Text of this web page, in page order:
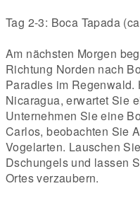
Tag 2-3: Boca Tapada
Am nächsten Morgen
Richtung Norden nach
Paradies im Regenwald.
Nicaragua, erwartet Sie
Unternehmen Sie eine
Carlos, beobachten Sie
Vogelarten. Lauschen
Dschungels und lassen
Ortes verzaubern.